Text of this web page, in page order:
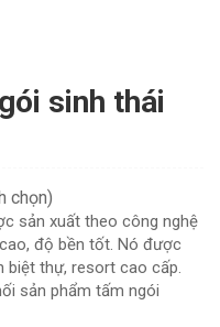
sinh thái
chọn)
sản xuất theo công nghệ
độ bền tốt. Nó được
biệt thự, resort cao cấp.
sản phẩm tấm ngói